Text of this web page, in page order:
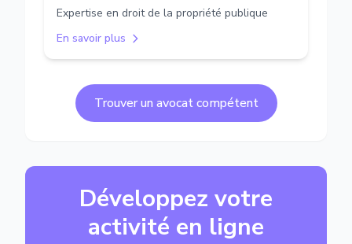
Expertise en droit de la propriété publique
En savoir plus
Trouver un avocat compétent
Développez votre
activité en ligne